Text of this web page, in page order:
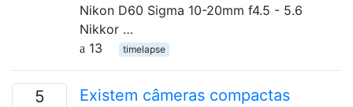
Nikon D60 Sigma 10-20mm f4.5 - 5.6
Nikkor …
13
timelapse
5
Existem câmeras compactas